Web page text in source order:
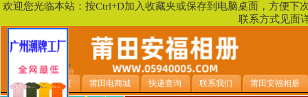
欢迎您光临本站：按Ctrl+D加入收藏夹或保存到电脑桌面，方便
联系方式见面
安福相册首页 莆田电商城 快递查询 联系我们 莆田安福相册